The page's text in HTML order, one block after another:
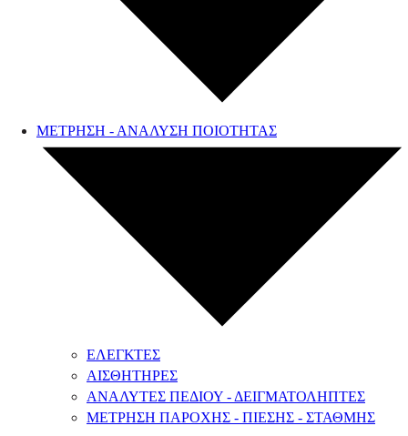
ΜΕΤΡΗΣΗ - ΑΝΑΛΥΣΗ ΠΟΙΟΤΗΤΑΣ
ΕΛΕΓΚΤΕΣ
ΑΙΣΘΗΤΗΡΕΣ
ΑΝΑΛΥΤΕΣ ΠΕΔΙΟΥ - ΔΕΙΓΜΑΤΟΛΗΠΤΕΣ
ΜΕΤΡΗΣΗ ΠΑΡΟΧΗΣ - ΠΙΕΣΗΣ - ΣΤΑΘΜΗΣ